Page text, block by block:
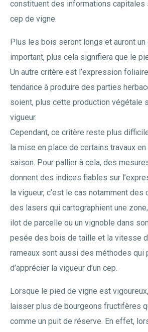
constituent des informations capitales
cep de vigne.
Plus les bois seront longs et auront un
important, plus cela signifiera que le
Un autre critère est l’expression
tendance à produire des parties
soient, plus cette production végétale
vigueur.
Cependant, ce critère reste plus
la mise en place de certains travaux
saison. Pour pallier à cela, des
donnent des indices fiables sur
la vigueur, c’est le cas notamment des
des lasers qui cartographient une
ilot de parcelle ou un vignoble dans
pesée des bois de taille et la vitesse
rameaux sont aussi des méthodes qui
d’apprécier la vigueur d’un cep.
Lorsque le pied de vigne est
laisser plus de bourgeons fructifères
comme un puit de réserve. En effet,